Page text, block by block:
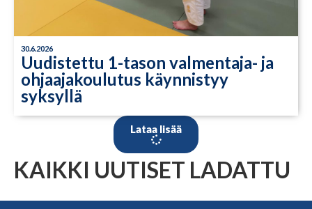
30.6.2026
Uudistettu 1-tason valmentaja- ja
ohjaajakoulutus käynnistyy
syksyllä
Lataa lisää
KAIKKI UUTISET LADATTU